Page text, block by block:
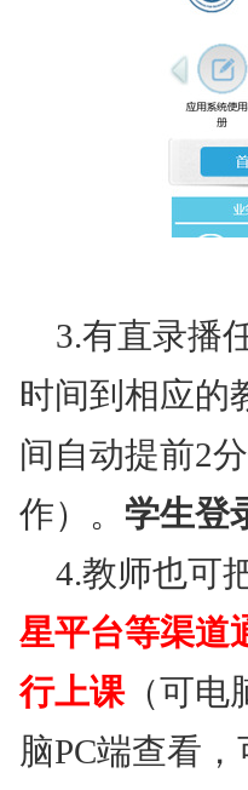
3.有直录播
时间到相应的
间自动提前2
作）。 学生登
4.教师也可
星平台等渠道
行上课（可电
脑PC端查看